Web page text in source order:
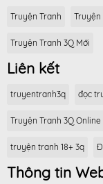
Truyện Tranh Truyện
Truyện Tranh 3Q Mới
Liên kết
truyentranh3q đọc
Truyện Tranh 3Q Online
truyện tranh 18+ 3q
Thông tin